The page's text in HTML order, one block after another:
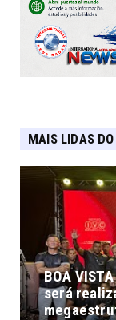
MAIS LIDAS
BOA
será